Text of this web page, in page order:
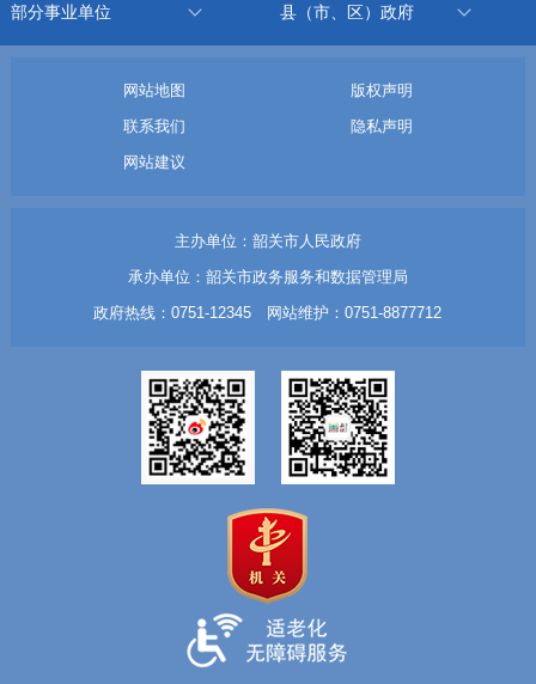
部分事业单位 县（市、区）政府
网站地图
版权声明
联系我们
隐私声明
网站建议
主办单位：韶关市人民政府
承办单位：韶关市政务服务和数据管理局
政府热线：0751-12345 网站维护：0751-8877712